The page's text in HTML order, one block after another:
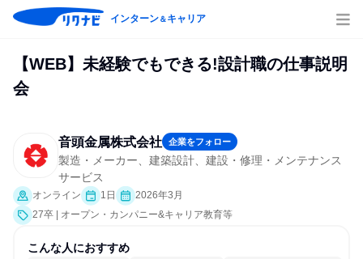
インターン＆キャリア
【WEB】未経験でもできる!設計職の仕事説明
会
音頭金属株式会社 企業をフォロー
製造・メーカー、建築設計、建設・修理・メンテナンス
サービス
オンライン 1日
2026年3月
27卒 | オープン・カンパニー&キャリア教育等
こんな人におすすめ